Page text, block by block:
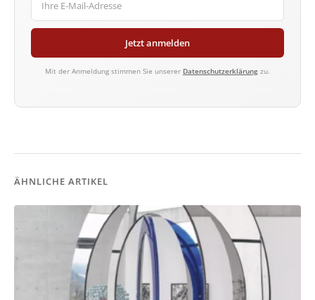
Jetzt anmelden
Mit der Anmeldung stimmen Sie unserer Datenschutzerklärung zu.
ÄHNLICHE ARTIKEL